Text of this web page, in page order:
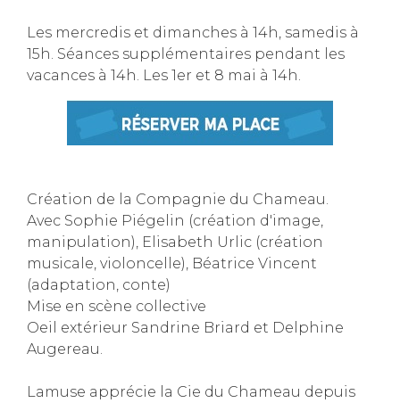
Les mercredis et dimanches à 14h, samedis à
15h. Séances supplémentaires pendant les
vacances à 14h. Les 1er et 8 mai à 14h.
Création de la Compagnie du Chameau.
Avec Sophie Piégelin (création d'image,
manipulation), Elisabeth Urlic (création
musicale, violoncelle), Béatrice Vincent
(adaptation, conte)
Mise en scène collective
Oeil extérieur Sandrine Briard et Delphine
Augereau.
Lamuse apprécie la Cie du Chameau depuis